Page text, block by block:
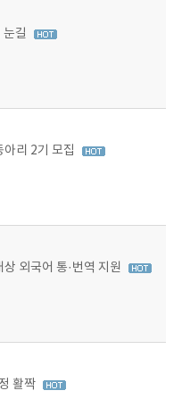
길
리 2기 모집
외국어 통·번역 지원
활짝